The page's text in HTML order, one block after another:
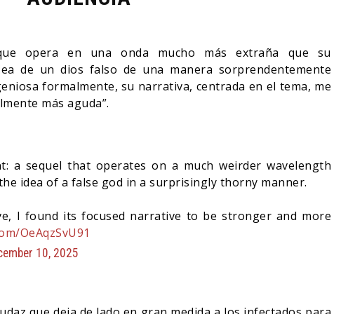
opera en una onda mucho más extraña que su
de un dios falso de una manera sorprendentemente
formalmente, su narrativa, centrada en el tema, me
más aguda”.
a sequel that operates on a much weirder wavelength
idea of a false god in a surprisingly thorny manner.
I found its focused narrative to be stronger and more
OeAqzSvU91
10, 2025